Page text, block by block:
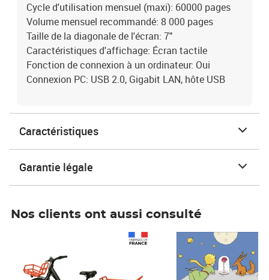
Cycle d'utilisation mensuel (maxi): 60000 pages
Volume mensuel recommandé: 8 000 pages
Taille de la diagonale de l'écran: 7"
Caractéristiques d'affichage: Écran tactile
Fonction de connexion à un ordinateur: Oui
Connexion PC: USB 2.0, Gigabit LAN, hôte USB
Caractéristiques
Garantie légale
Nos clients ont aussi consulté
Prix 6,25€ HT